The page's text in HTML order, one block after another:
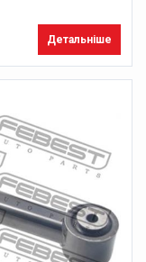
Детальніше